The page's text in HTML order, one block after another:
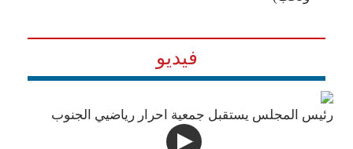
فيديو
رئيس المجلس يستقبل جمعية احرار رياضيي الجنوب